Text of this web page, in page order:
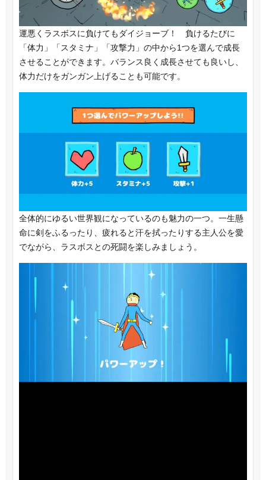
運悪くラスボスに負けてもダイジョーブ！ 負けるたびに
「体力」「スタミナ」「攻撃力」の中から1つを選んで成長
させることができます。バランス良く成長させても良いし、
体力だけをガンガン上げることも可能です。
全体的にゆるい世界観になっているのも魅力の一つ。一生懸
命に剣をふるったり、疲れると汗を拭ったりする主人公を愛
でながら、ラスボスとの死闘を楽しみましょう。